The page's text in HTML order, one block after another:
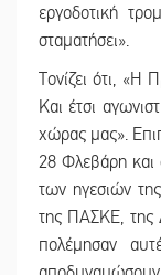
εργοδοτική
σταματήσει».
Τονίζει ότι, «Η
Και έτσι
χώρας μας».
28 Φλεβάρη και
των ηγεσιών
της ΠΑΣΚΕ, της
πολέμησαν